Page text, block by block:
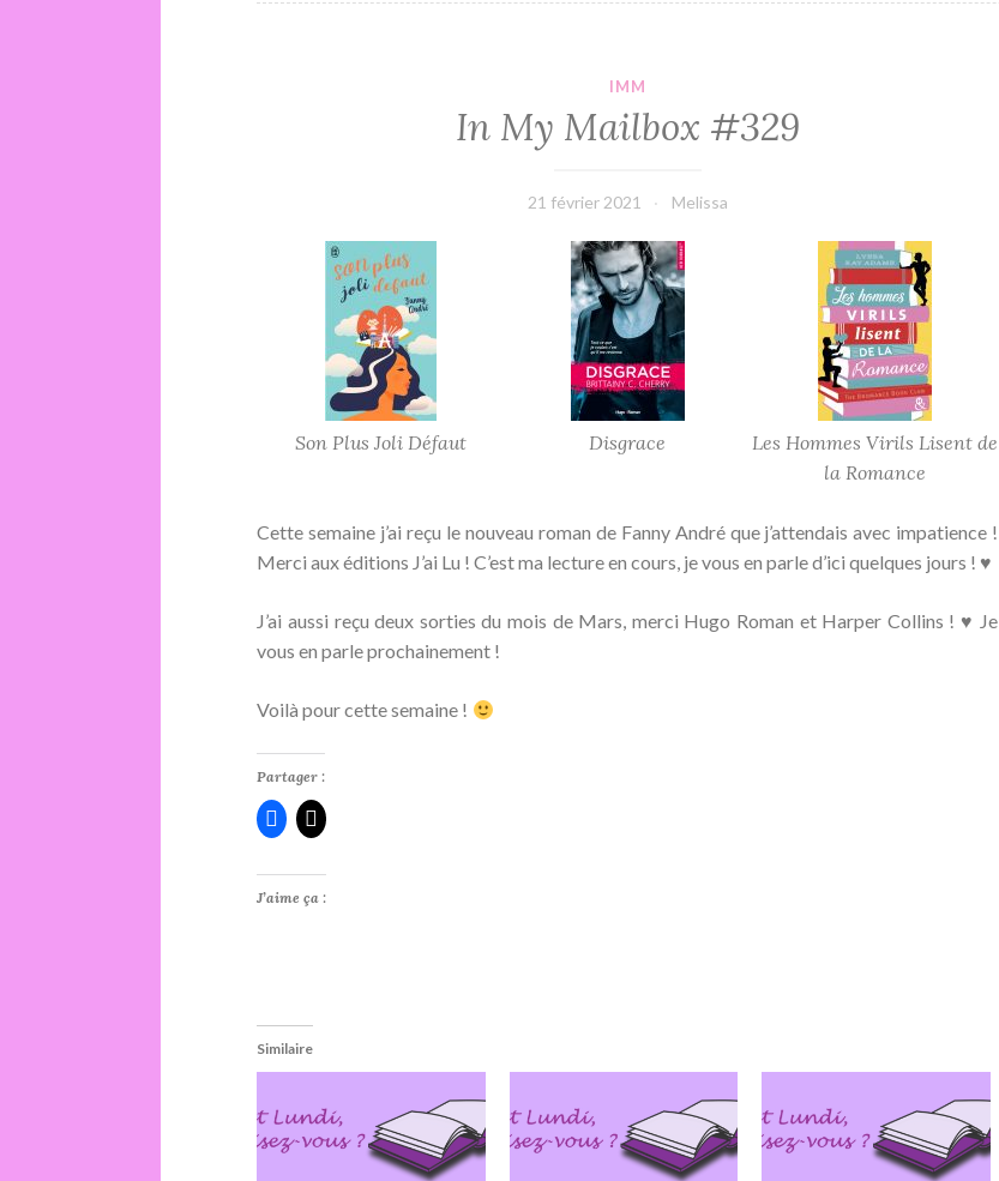
IMM
In My Mailbox #329
21 février 2021 Melissa
Son Plus Joli Défaut Disgrace
Les Hommes Virils Lisent de
la Romance
Cette semaine j’ai reçu le nouveau roman de Fanny André que j’attendais avec impatience !
Merci aux éditions J’ai Lu ! C’est ma lecture en cours, je vous en parle d’ici quelques jours ! ♥
J’ai aussi reçu deux sorties du mois de Mars, merci Hugo Roman et Harper Collins ! ♥ Je
vous en parle prochainement !
Voilà pour cette semaine !
Partager :
J’aime ça :
Similaire